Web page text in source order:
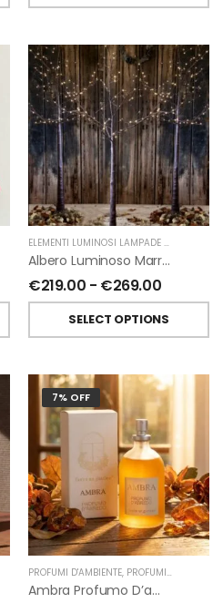
ELEMENTI LUMINOSI LAMPADE E LED
Albero Luminoso Marrone Interno-Esterno Di Fiorirà Un Giardino
€219.00 - €269.00
SELECT OPTIONS
PROFUMATORI A BASTONCINI ,CHIARA FIRENZE
7% OFF
PROFUMI D'AMBIENTE, PROFUMI D'AMBIENTE FIORIRA' UN GIARDINO
Ambra Profumo D’ambiente Di Fiorirà Un Giardino